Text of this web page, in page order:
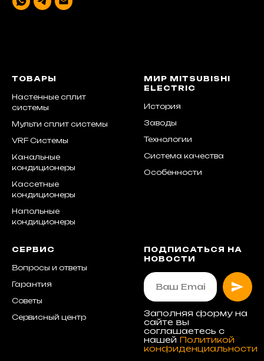
ТОВАРЫ
Настенные сплит
системы
Мульти сплит системы
VRF Системы
Канальные
кондиционеры
Кассетные
кондиционеры
Напольные
кондиционеры
МИР MITSUBISHI
ELECTRIC
История
Заводы
Технологии
Система качества
Особенности
СЕРВИС
Вопросы и ответы
Гарантия
Советы
Сервисный центр
ПОДПИСАТЬСЯ НА
НОВОСТИ
Заполняя форму на
сайте вы
соглашаетесь с
нашей Политикой
конфиденциальности